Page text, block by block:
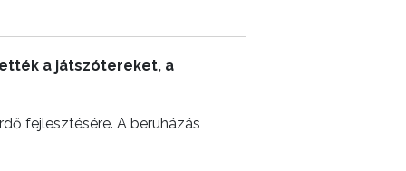
a játszótereket, a
fejlesztésére. A beruházás